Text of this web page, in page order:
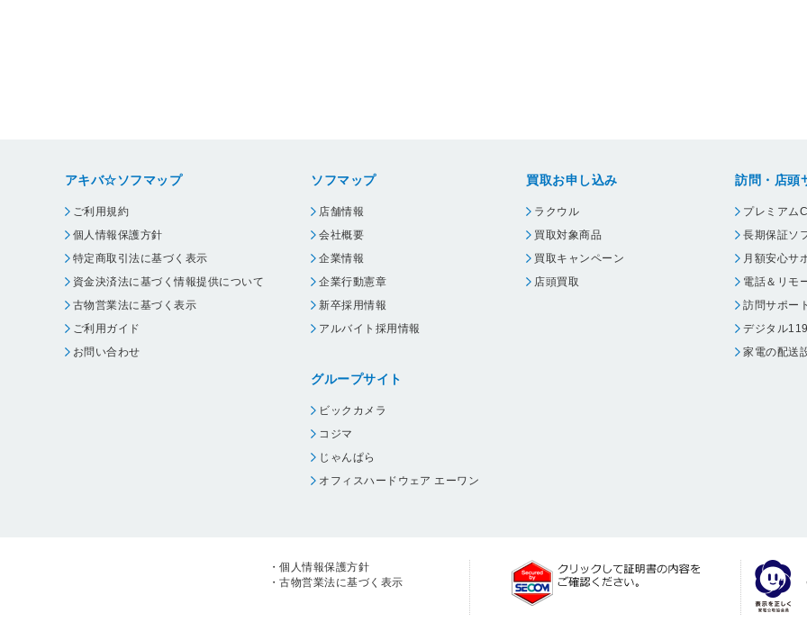
アキバ☆ソフマップ
ご利用規約
個人情報保護方針
特定商取引法に基づく表示
資金決済法に基づく情報提供について
古物営業法に基づく表示
ご利用ガイド
お問い合わせ
ソフマップ
店舗情報
会社概要
企業情報
企業行動憲章
新卒採用情報
アルバイト採用情報
グループサイト
ビックカメラ
コジマ
じゃんぱら
オフィスハードウェア エーワン
買取お申し込み
ラクウル
買取対象商品
買取キャンペーン
店頭買取
訪問・店頭
プレミアム
長期保証ソ
月額安心サ
電話＆リモ
訪問サポー
デジタル
家電の配送
・個人情報保護方針
・古物営業法に基づく表示